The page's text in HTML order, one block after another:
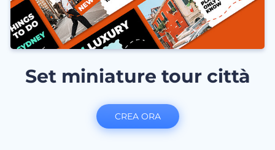
Set miniature tour città
CREA ORA